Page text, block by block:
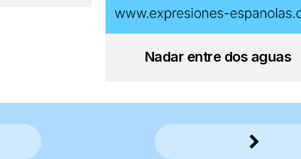
Nadar entre dos aguas